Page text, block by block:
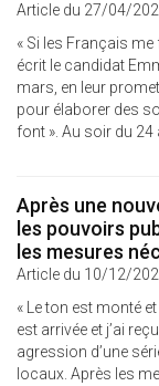
Article du 27/04/
« Si les Français
écrit le candidat
mars, en leur
pour élaborer des
font ». Au soir du 24
Après une
les pouvoirs
les mesures
Article du 10/12/
« Le ton est monté
est arrivée et j’ai
agression d’une
locaux. Après les